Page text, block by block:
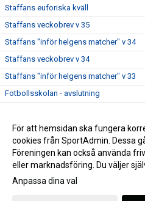
Staffans euforiska kväll
Staffans veckobrev v 35
Staffans "inför helgens matcher" v 34
Staffans veckobrev v 34
Staffans "inför helgens matcher" v 33
Fotbollsskolan - avslutning
Staffans veckobrev v 32
Staffans “inför helgens matcher” v 31
Gå till
För att hemsidan ska fungera
cookies från SportAdmin. Dessa
Föreningen kan också använda
eller marknadsföring. Du väljer
Anpassa dina val